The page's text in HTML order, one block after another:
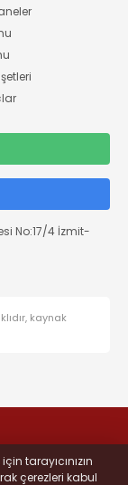
No:17/4 İzmit-
kaynak
tarayıcınızın
çerezleri kabul